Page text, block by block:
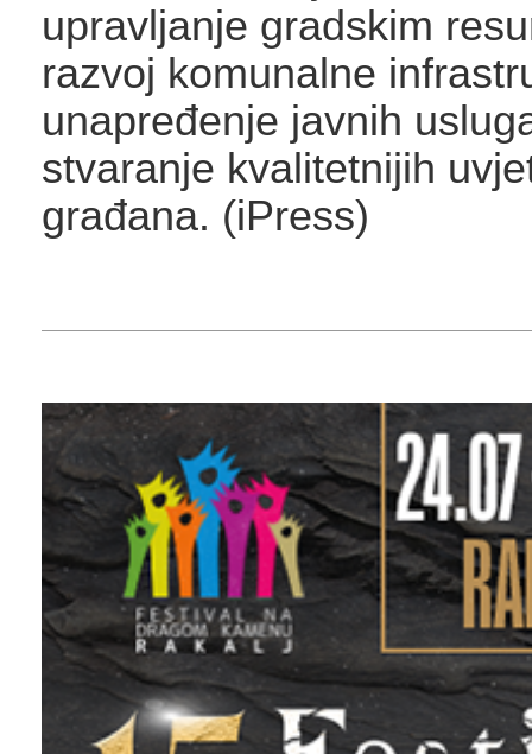
upravljanje gradskim
razvoj komunalne
unapređenje javnih
stvaranje kvalitetnijih
građana. (iPress)